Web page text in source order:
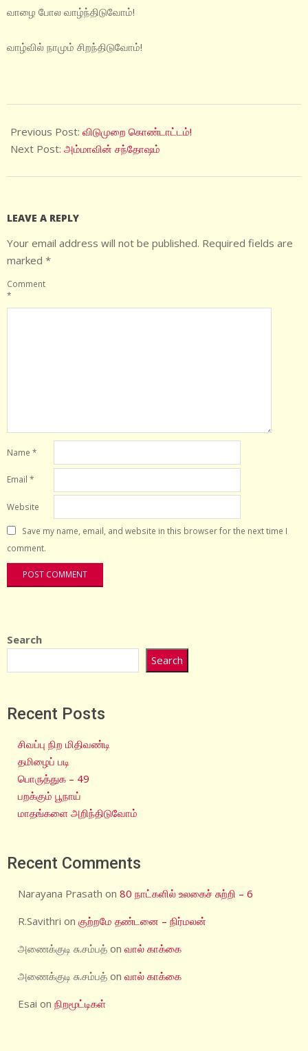
வாழை போல வாழ்ந்திடுவோம்!
வாழ்வில் நாமும் சிறந்திடுவோம்!
03-
15
Previous Post: விடுமுறை கொண்டாட்டம்!
Next Post: அம்மாவின் சந்தோஷம்
LEAVE A REPLY
Your email address will not be published. Required fields are
marked *
Comment
*
Name *
Email *
Website
Save my name, email, and website in this browser for the next time I
comment.
Search
Search
Recent Posts
சிவப்பு நிற மிதிவண்டி
தமிழைப் படி
பொருத்துக – 49
பறக்கும் பூநாய்
மாதங்களை அறிந்திடுவோம்
Recent Comments
Narayana Prasath on80 நாட்களில் உலகைச் சுற்றி – 6
R.Savithri onகுற்றமே தண்டனை – நிர்மலன்
அணைக்குடி சு.சம்பத் onவால் காக்கை
அணைக்குடி சு.சம்பத் onவால் காக்கை
Esai onநிறமூட்டிகள்